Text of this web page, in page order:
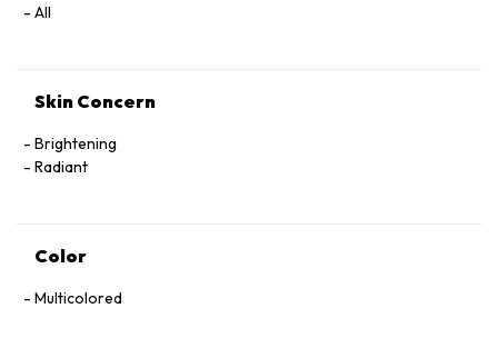
All
Skin Concern
Brightening
Radiant
Color
Multicolored